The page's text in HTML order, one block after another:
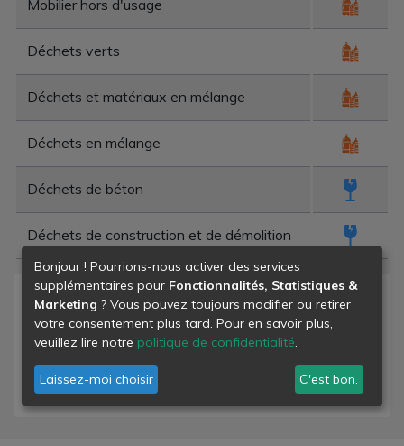
Mobilier hors d'usage
Déchets verts
Déchets et matériaux en mélange
Déchets en mélange
Déchets de béton
Déchets de construction et de démolition
Niveau de danger
- déchets banals
- déchets dangereux
- déchets inertes
Bonjour ! Pourrions-nous activer des services
supplémentaires pour Fonctionnalités, Statistiques &
Marketing ? Vous pouvez toujours modifier ou retirer
votre consentement plus tard. Pour en savoir plus,
veuillez lire notre politique de confidentialité.
Laissez-moi choisir C'est bon.